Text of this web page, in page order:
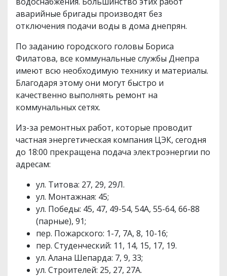
аварийные бригады производят без
отключения подачи воды в дома днепрян.
По заданию городского головы Бориса
Филатова, все коммунальные службы Днепра
имеют всю необходимую технику и материалы.
Благодаря этому они могут быстро и
качественно выполнять ремонт на
коммунальных сетях.
Из-за ремонтных работ, которые проводит
частная энергетическая компания ЦЭК, сегодня
до 18:00 прекращена подача электроэнергии по
адресам:
ул. Титова: 27, 29, 29Л.
ул. Монтажная: 45;
ул. Победы: 45, 47, 49-54, 54А, 55-64, 66-88
(парные), 91;
пер. Пожарского: 1-7, 7А, 8, 10-16;
пер. Студенческий: 11, 14, 15, 17, 19.
ул. Алана Шепарда: 7, 9, 33;
ул. Строителей: 25, 27, 27А.